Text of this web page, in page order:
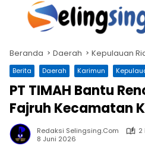
Langsung
Beranda Daerah Kepulauan
Berita Daerah Karimun
PT TIMAH Bantu
Fajruh Kecamatan
Redaksi Selingsing.com
2
8 Juni 2026